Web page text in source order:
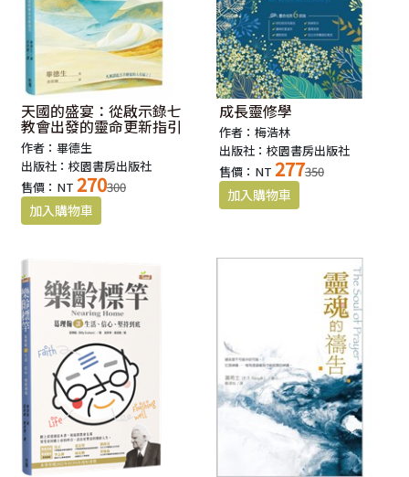
陸。
那麼，二十一世紀的新大陸又在哪裡？
有愈來愈多的人認為，人類的下一個新大陸，
不在外面，而在裡面；不是物質，而是靈魂。
每個人的內心世界，都有一片未經開墾的新大陸，
這裡是人類最偉大的冒險，是神呼喚我們前往的應許地，
也是這個愈來愈沒有呼吸空間，愈來愈紛亂的世界，
重獲更新與救贖的契機。
向一位位努力耕耘的靈修大師學習，如何透過腳踏實地的靈命
塑造，
使內心這片地土，可以不斷地結實纍纍，林地茂盛。
「溫柔的人有福了！因為他們必承受地土。」
（馬太福音五章5節）
天國的盛宴：從啟示錄七
教會出發的靈命更新指引
作者：畢德生
出版社：校園書房出版社
售價：NT 270300
成長靈修學
作者：梅浩林
出版社：校園書房出版社
售價：NT 277350